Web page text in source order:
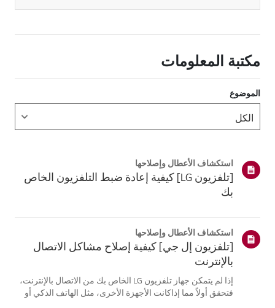
مكتبة المعلومات
الموضوع
استكشاف الأعطال وإصلاحها
[تلفزيون LG] كيفية إعادة ضبط التلفزيون الخاص
بك
استكشاف الأعطال وإصلاحها
[تلفزيون إل جي] كيفية إصلاح مشاكل الاتصال
بالإنترنت
إذا لم يتمكن جهاز تلفزيون LG الخاص بك من الاتصال بالإنترنت،
فتحقق أولاً مما إذاكانت الأجهزة الأخرى، مثل الهاتف الذكي أو